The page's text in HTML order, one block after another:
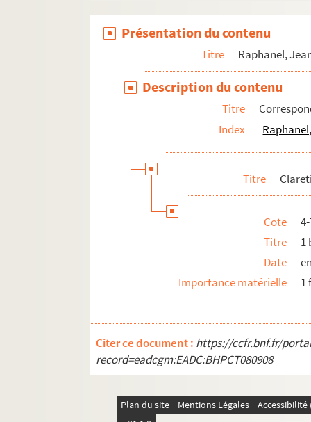
Joly, Blanche (18..-19.. ; comédienne)
Daudey, Georges (18..-19.)
Dauville, Louise (18..-19.. ;
Dauvillier, Henri (1870-1959)
David, Léon (1867-1962)
Dax, Jean (1879-1962)
Dayrolles, Albert (18..-19.. ; critique
De Max, Edouard (1869-1924)
Déan, Louis (18..-19.. ; comédien)
Décard, Paul (1876-19.)
Dehelly, L. (18..-19.)
Delaisne, André (18..-19.)
Delamare, Robert (18..-19.)
Delaunay, Louis (1854-1937)
Présentation du contenu
Titre Raphanel,
Description du contenu
Titre
Index
Titre
Cote
Titre
1
Date
Importance matérielle
1
Citer ce document : https://ccfr.bnf.fr/
record=eadcgm:EADC:BHPCT080908
Plan du site Mentions Légales